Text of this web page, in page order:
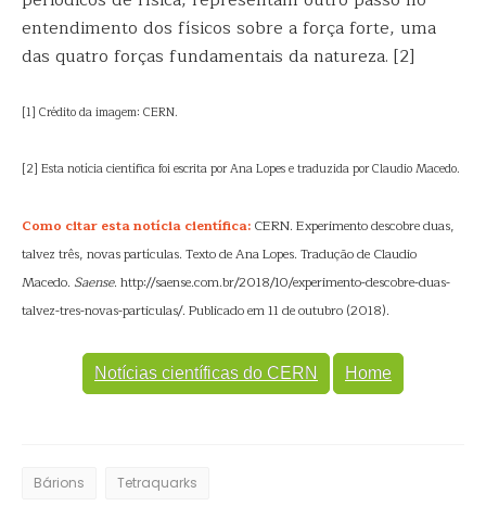
entendimento dos físicos sobre a força forte, uma
das quatro forças fundamentais da natureza. [2]
[1] Crédito da imagem: CERN.
[2] Esta notícia científica foi escrita por Ana Lopes e traduzida por Claudio Macedo.
Como citar esta notícia científica: CERN. Experimento descobre duas,
talvez três, novas partículas. Texto de Ana Lopes. Tradução de Claudio
Macedo. Saense. http://saense.com.br/2018/10/experimento-descobre-duas-
talvez-tres-novas-particulas/. Publicado em 11 de outubro (2018).
Notícias científicas do CERN Home
Bárions Tetraquarks